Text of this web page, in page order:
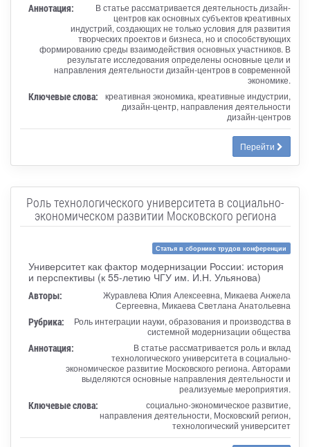
Аннотация:
В статье рассматривается деятельность дизайн-
центров как основных субъектов креативных
индустрий, создающих не только условия для развития
творческих проектов и бизнеса, но и способствующих
формированию среды взаимодействия основных участников. В
результате исследования определены основные цели и
направления деятельности дизайн-центров в современной
экономике.
Ключевые слова:
креативная экономика, креативные индустрии,
дизайн-центр, направления деятельности
дизайн-центров
Перейти
Роль технологического университета в социально-
экономическом развитии Московского региона
Статья в сборнике трудов конференции
Университет как фактор модернизации России: история
и перспективы (к 55-летию ЧГУ им. И.Н. Ульянова)
Авторы:
Журавлева Юлия Алексеевна, Микаева Анжела
Сергеевна, Микаева Светлана Анатольевна
Рубрика:
Роль интеграции науки, образования и производства в
системной модернизации общества
Аннотация:
В статье рассматривается роль и вклад
технологического университета в социально-
экономическое развитие Московского региона. Авторами
выделяются основные направления деятельности и
реализуемые мероприятия.
Ключевые слова:
социально-экономическое развитие,
направления деятельности, Московский регион,
технологический университет